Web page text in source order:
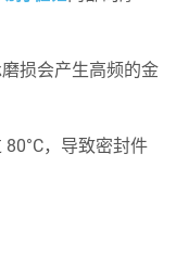
损会产生高频的金
，导致密封件